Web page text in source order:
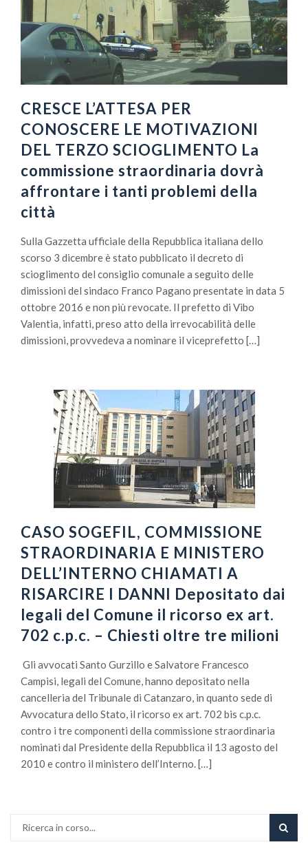
CRESCE L’ATTESA PER
CONOSCERE LE MOTIVAZIONI
DEL TERZO SCIOGLIMENTO La
commissione straordinaria dovrà
affrontare i tanti problemi della
città
Sulla Gazzetta ufficiale della Repubblica italiana dello
scorso 3 dicembre è stato pubblicato il decreto di
scioglimento del consiglio comunale a seguito delle
dimissioni del sindaco Franco Pagano presentate in data 5
ottobre 2016 e non più revocate. Il prefetto di Vibo
Valentia, infatti, preso atto della irrevocabilità delle
dimissioni, provvedeva a nominare il viceprefetto […]
CASO SOGEFIL, COMMISSIONE
STRAORDINARIA E MINISTERO
DELL’INTERNO CHIAMATI A
RISARCIRE I DANNI Depositato dai
legali del Comune il ricorso ex art.
702 c.p.c. – Chiesti oltre tre milioni
Gli avvocati Santo Gurzillo e Salvatore Francesco
Campisi, legali del Comune, hanno depositato nella
cancelleria del Tribunale di Catanzaro, in quanto sede di
Avvocatura dello Stato, il ricorso ex art. 702 bis c.p.c.
contro i tre componenti della commissione straordinaria
nominati dal Presidente della Repubblica il 13 agosto del
2010 e contro il ministero dell’Interno. […]